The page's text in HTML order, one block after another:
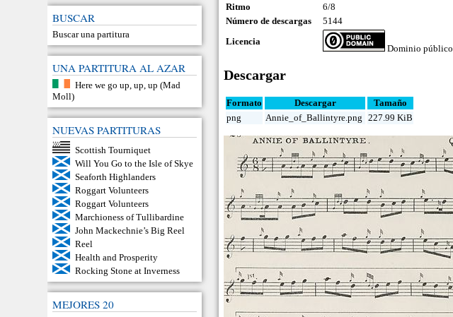
BUSCAR
Buscar una partitura
UNA PARTITURA AL AZAR
Here we go up, up, up (Mad
Moll)
NUEVAS PARTITURAS
Scottish Tourniquet
Will You Go to the Isle of Skye
Seaforth Highlanders
Roggart Volunteers
Roggart Volunteers
Marchioness of Tullibardine
John Mackechnie’s Big Reel
Reel
Health and Prosperity
Rocking Stone at Inverness
MEJORES 20
Ritmo
6/8
Número de descargas
5144
Licencia
Dominio público
Descargar
Formato Descargar
Tamaño
png
Annie_of_Ballintyre.png 227.99 KiB